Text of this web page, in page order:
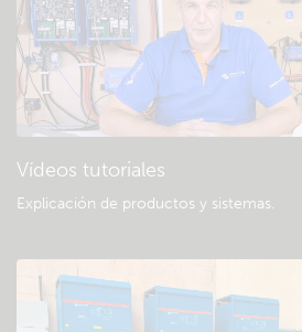
Vídeos tutoriales
Explicación de productos y sistemas.